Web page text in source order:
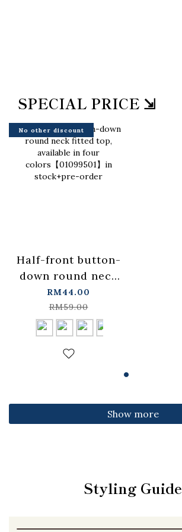
SPECIAL PRICE ⇲
No other discount
Half-front button-
down round neck
fitted top,
available in four
colors【01099501】
in stock+pre-order
RM44.00
RM59.00
Show more
Styling Guide